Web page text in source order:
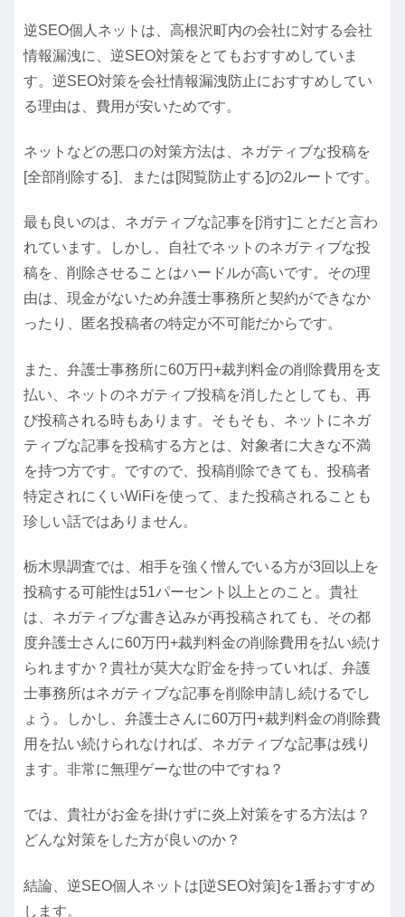
逆SEO個人ネットは、高根沢町内の会社に対する会社
情報漏洩に、逆SEO対策をとてもおすすめしていま
す。逆SEO対策を会社情報漏洩防止におすすめしてい
る理由は、費用が安いためです。
ネットなどの悪口の対策方法は、ネガティブな投稿を
[全部削除する]、または[閲覧防止する]の2ルートです。
最も良いのは、ネガティブな記事を[消す]ことだと言わ
れています。しかし、自社でネットのネガティブな投
稿を、削除させることはハードルが高いです。その理
由は、現金がないため弁護士事務所と契約ができなか
ったり、匿名投稿者の特定が不可能だからです。
また、弁護士事務所に60万円+裁判料金の削除費用を支
払い、ネットのネガティブ投稿を消したとしても、再
び投稿される時もあります。そもそも、ネットにネガ
ティブな記事を投稿する方とは、対象者に大きな不満
を持つ方です。ですので、投稿削除できても、投稿者
特定されにくいWiFiを使って、また投稿されることも
珍しい話ではありません。
栃木県調査では、相手を強く憎んでいる方が3回以上を
投稿する可能性は51パーセント以上とのこと。貴社
は、ネガティブな書き込みが再投稿されても、その都
度弁護士さんに60万円+裁判料金の削除費用を払い続け
られますか？貴社が莫大な貯金を持っていれば、弁護
士事務所はネガティブな記事を削除申請し続けるでし
ょう。しかし、弁護士さんに60万円+裁判料金の削除費
用を払い続けられなければ、ネガティブな記事は残り
ます。非常に無理ゲーな世の中ですね？
では、貴社がお金を掛けずに炎上対策をする方法は？
どんな対策をした方が良いのか？
結論、逆SEO個人ネットは[逆SEO対策]を1番おすすめ
します。